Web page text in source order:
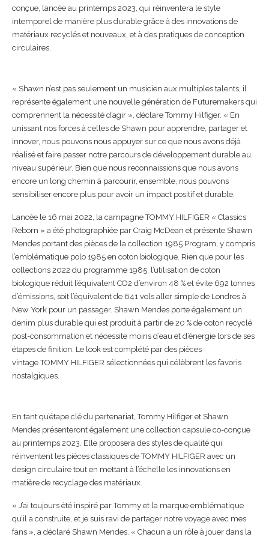
conçue, lancée au printemps 2023, qui réinventera le style
intemporel de manière plus durable grâce à des innovations de
matériaux recyclés et nouveaux, et à des pratiques de conception
circulaires.
« Shawn n’est pas seulement un musicien aux multiples talents, il
représente également une nouvelle génération de Futuremakers qui
comprennent la nécessité d’agir », déclare Tommy Hilfiger. « En
unissant nos forces à celles de Shawn pour apprendre, partager et
innover, nous pouvons nous appuyer sur ce que nous avons déjà
réalisé et faire passer notre parcours de développement durable au
niveau supérieur. Bien que nous reconnaissions que nous avons
encore un long chemin à parcourir, ensemble, nous pouvons
sensibiliser encore plus pour avoir un impact positif et durable.
Lancée le 16 mai 2022, la campagne TOMMY HILFIGER « Classics
Reborn » a été photographiée par Craig McDean et présente Shawn
Mendes portant des pièces de la collection 1985 Program, y compris
l’emblématique polo 1985 en coton biologique. Rien que pour les
collections 2022 du programme 1985, l’utilisation de coton
biologique réduit l’équivalent CO2 d’environ 48 % et évite 692 tonnes
d’émissions, soit l’équivalent de 641 vols aller simple de Londres à
New York pour un passager. Shawn Mendes porte également un
denim plus durable qui est produit à partir de 20 % de coton recyclé
post-consommation et nécessite moins d’eau et d’énergie lors de ses
étapes de finition. Le look est complété par des pièces
vintage TOMMY HILFIGER sélectionnées qui célèbrent les favoris
nostalgiques.
En tant qu’étape clé du partenariat, Tommy Hilfiger et Shawn
Mendes présenteront également une collection capsule co-conçue
au printemps 2023. Elle proposera des styles de qualité qui
réinventent les pièces classiques de TOMMY HILFIGER avec un
design circulaire tout en mettant à l’échelle les innovations en
matière de recyclage des matériaux.
« J’ai toujours été inspiré par Tommy et la marque emblématique
qu’il a construite, et je suis ravi de partager notre voyage avec mes
fans », a déclaré Shawn Mendes. « Chacun a un rôle à jouer dans la